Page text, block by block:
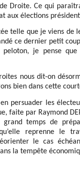
Droite. Ce qui
aux élections
telle que je viens de
ce dernier petit
je pense que
nous dit-on
bien dans cette
persuader les
faite par Raymond
grand temps de
reprenne le
le cas
la tempête